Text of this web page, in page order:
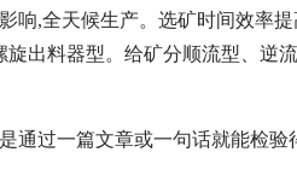
响,全天候生产。选矿时间效率
出料器型。给矿分顺流型、
通过一篇文章或一句话就能检